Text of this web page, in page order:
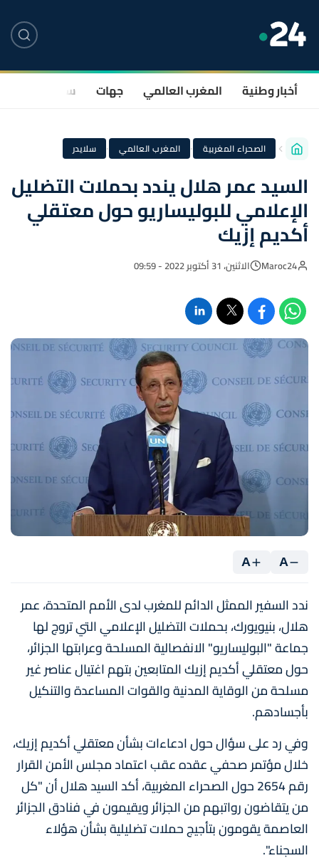
أخبار وطنية المغرب العالمي جهات سياسة
الصحراء المغربية · المغرب العالمي · سلايدر
السيد عمر هلال يندد بحملات التضليل
الإعلامي للبوليساريو حول معتقلي
أكديم إزيك
Maroc24 الاثنين، 31 أكتوبر 2022 - 09:59
A
A
ندد السفير الممثل الدائم للمغرب لدى الأمم المتحدة، عمر
هلال، بنيويورك، بحملات التضليل الإعلامي التي تروج لها
جماعة "البوليساريو" الانفصالية المسلحة وعرابتها الجزائر،
حول معتقلي أكديم إزيك المتابعين بتهم اغتيال عناصر غير
مسلحة من الوقاية المدنية والقوات المساعدة والتنكيل
بأجسادهم.
وفي رد على سؤال حول ادعاءات بشأن معتقلي أكديم إزيك،
خلال مؤتمر صحفي عقده عقب اعتماد مجلس الأمن القرار
رقم 2654 حول الصحراء المغربية، أكد السيد هلال أن "كل
من يتقاضون رواتبهم من الجزائر ويقيمون في فنادق الجزائر
العاصمة يقومون بتأجيج حملات تضليلية بشأن هؤلاء
السجناء".